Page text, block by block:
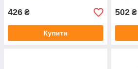
426 ₴
Купити
502 ₴